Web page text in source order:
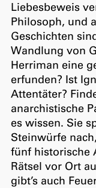
Liebesbeweis
Philosoph, und
Geschichten
Wandlung von
Herriman eine
erfunden? Ist
Attentäter?
anarchistische
es wissen. Sie
Steinwürfe
fünf historische
Rätsel vor Ort
gibt’s auch